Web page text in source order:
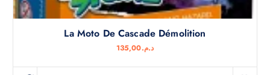
La Moto De Cascade Démolition
د.م.135,00